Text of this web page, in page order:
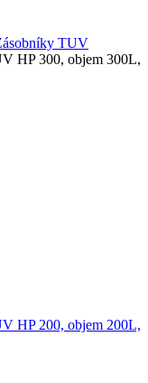
TUV
HP 300, objem 300L,
HP 200, objem 200L,